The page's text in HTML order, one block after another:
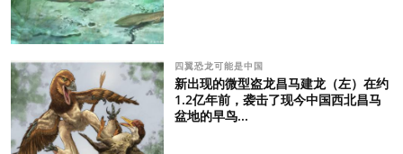
四翼恐龙可能是中国
新出现的微型盗龙昌马建龙（左）在约
1.2亿年前，袭击了现今中国西北昌马
盆地的早鸟...